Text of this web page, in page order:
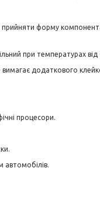
форму
при температурах від
додаткового
процесори.
автомобілів.